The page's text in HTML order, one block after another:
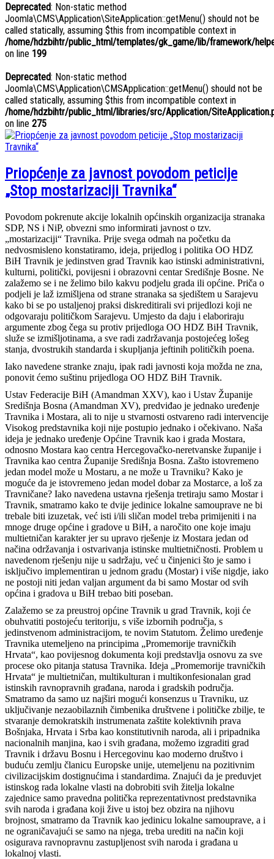
Deprecated: Non-static method
Joomla\CMS\Application\SiteApplication::getMenu() should not be
called statically, assuming $this from incompatible context in
/home/hdzbihtr/public_html/templates/gk_game/lib/framework/
on line 199
Deprecated: Non-static method
Joomla\CMS\Application\CMSApplication::getMenu() should not be
called statically, assuming $this from incompatible context in
/home/hdzbihtr/public_html/libraries/src/Application/
on line 275
Priopćenje za javnost povodom peticije
„Stop mostarizaciji Travnika“
Povodom pokrenute akcije lokalnih općinskih organizacija stranaka
SDP, NS i NiP, obvezni smo informirati javnost o tzv.
„mostarizaciji“ Travnika. Prije svega odmah na početku da
nedvosmisleno konstatiramo, ideja, prijedlog i politika OO HDZ
BiH Travnik je jedinstven grad Travnik kao istinski administrativni,
kulturni, politički, povijesni i obrazovni centar Središnje Bosne. Ne
zalažemo se i ne želimo bilo kakvu podjelu grada ili općine. Priča o
podjeli je laž izmišljena od strane stranaka sa sjedištem u Sarajevu
kako bi se po ustaljenoj praksi diskreditirali svi prijedlozi koji ne
odgovaraju političkom Sarajevu. Umjesto da daju i elaboriraju
argumente zbog čega su protiv prijedloga OO HDZ BiH Travnik,
služe se izmišljotinama, a sve radi zadržavanja postojećeg lošeg
stanja, dvostrukih standarda i skupljanja jeftinih političkih poena.
Iako navedene stranke znaju, ipak radi javnosti koja možda ne zna,
ponovit ćemo suštinu prijedloga OO HDZ BiH Travnik.
Ustav Federacije BiH (Amandman XXV), kao i Ustav Županije
Središnja Bosna (Amandman XV), predviđao je jednako uređenje
Travnika i Mostara, ali to nije u stvarnosti ostvareno radi intervencije
Visokog predstavnika koji nije postupio jednako i očekivano. Naša
ideja je jednako uređenje Općine Travnik kao i grada Mostara,
odnosno Mostara kao centra Hercegovačko-neretvanske županije i
Travnika kao centra Županije Središnja Bosna. Zašto istovremeno
jedan model može u Mostaru, a ne može u Travniku? Kako je
moguće da je istovremeno jedan model dobar za Mostarce, a loš za
Travničane? Iako navedena ustavna rješenja tretiraju samo Mostar i
Travnik, smatramo kako te dvije jedinice lokalne samouprave ne bi
trebale biti izuzetak, već isti i/ili sličan model treba primijeniti i na
mnoge druge općine i gradove u BiH, a naročito one koje imaju
multietničan karakter jer su upravo rješenje iz Mostara jedan od
načina održavanja i ostvarivanja istinske multietničnosti. Problem u
navedenom rješenju nije u sadržaju, već u činjenici što je samo i
isključivo implementiran u jednom gradu (Mostar) i više nigdje, iako
ne postoji niti jedan valjan argument da bi samo Mostar od svih
općina i gradova u BiH trebao biti poseban.
Zalažemo se za preustroj općine Travnik u grad Travnik, koji će
obuhvatiti postojeću teritoriju, s više izbornih područja, s
jedinstvenom administracijom, te novim Statutom. Želimo uređenje
Travnika utemeljeno na principima „Promemorije travničkih
Hrvata“, kao povijesnog dokumenta koji predstavlja osnovu za sve
procese oko pitanja statusa Travnika. Ideja „Promemorije travničkih
Hrvata“ je multietničan, multikulturan i multikonfesionalan grad
istinskih ravnopravnih građana, naroda i gradskih područja.
Smatramo da samo uz najširi mogući konsenzus u Travniku, uz
uključivanje nezaobilaznih čimbenika društvene i političke zbilje, te
stvaranje demokratskih instrumenata zaštite kolektivnih prava
Bošnjaka, Hrvata i Srba kao konstitutivnih naroda, ali i pripadnika
nacionalnih manjina, kao i svih građana, možemo izgraditi grad
Travnik i državu Bosnu i Hercegovinu kao moderno društvo i
buduću zemlju članicu Europske unije, utemeljenu na pozitivnim
civilizacijskim dostignućima i standardima. Znajući da je preduvjet
istinskog rada lokalne vlasti na dobrobiti svih žitelja lokalne
zajednice samo pravedna politička reprezentativnost predstavnika
svih naroda i građana koji žive u istoj bez obzira na njihovu
brojnost, smatramo da Travnik kao jedinicu lokalne samouprave, a i
ne ograničavajući se samo na njega, treba urediti na način koji
osigurava ravnopravnu zastupljenost svih naroda i građana u
lokalnoj vlasti.